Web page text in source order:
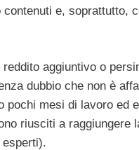
e, soprattutto,
aggiuntivo o
dubbio che non è
pochi mesi di lavoro ed
riusciti a raggiungere
esperti).